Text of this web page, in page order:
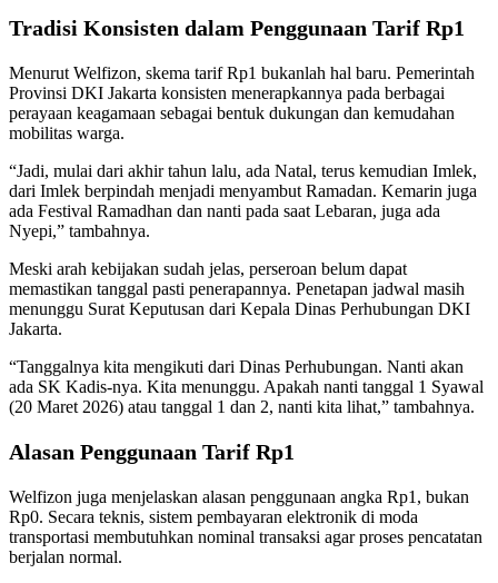
Tradisi Konsisten dalam Penggunaan Tarif Rp1
Menurut Welfizon, skema tarif Rp1 bukanlah hal baru. Pemerintah
Provinsi DKI Jakarta konsisten menerapkannya pada berbagai
perayaan keagamaan sebagai bentuk dukungan dan kemudahan
mobilitas warga.
“Jadi, mulai dari akhir tahun lalu, ada Natal, terus kemudian Imlek,
dari Imlek berpindah menjadi menyambut Ramadan. Kemarin juga
ada Festival Ramadhan dan nanti pada saat Lebaran, juga ada
Nyepi,” tambahnya.
Meski arah kebijakan sudah jelas, perseroan belum dapat
memastikan tanggal pasti penerapannya. Penetapan jadwal masih
menunggu Surat Keputusan dari Kepala Dinas Perhubungan DKI
Jakarta.
“Tanggalnya kita mengikuti dari Dinas Perhubungan. Nanti akan
ada SK Kadis-nya. Kita menunggu. Apakah nanti tanggal 1 Syawal
(20 Maret 2026) atau tanggal 1 dan 2, nanti kita lihat,” tambahnya.
Alasan Penggunaan Tarif Rp1
Welfizon juga menjelaskan alasan penggunaan angka Rp1, bukan
Rp0. Secara teknis, sistem pembayaran elektronik di moda
transportasi membutuhkan nominal transaksi agar proses pencatatan
berjalan normal.